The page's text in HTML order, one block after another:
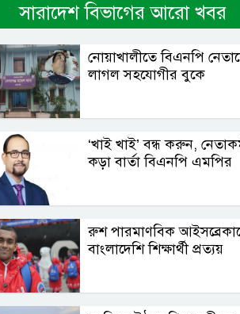
সারাদেশ বিভাগের আরো খবর
নোয়াখালীতে বিএনপি
লাগল সহযোগীর বুকে
‘খাই খাই’ বন্ধ করুন,
কড়া বার্তা বিএনপি এমপির
রুশ পারমাণবিক
বাংলাদেশি শিক্ষার্থী প্রত্যয়